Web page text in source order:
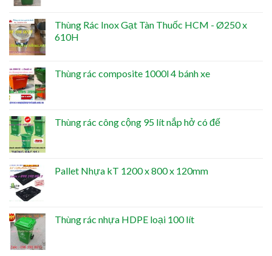
Thùng Rác Inox Gạt Tàn Thuốc HCM - Ø250 x
610H
Thùng rác composite 1000l 4 bánh xe
Thùng rác công cộng 95 lít nắp hở có đế
Pallet Nhựa kT 1200 x 800 x 120mm
Thùng rác nhựa HDPE loại 100 lít